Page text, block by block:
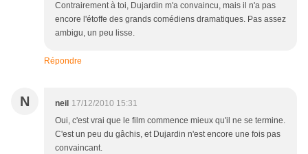
Contrairement à toi, Dujardin m'a convaincu, mais il n'a pas
encore l'étoffe des grands comédiens dramatiques. Pas assez
ambigu, un peu lisse.
Répondre
N neil 17/12/2010 15:31
Oui, c'est vrai que le film commence mieux qu'il ne se termine.
C'est un peu du gâchis, et Dujardin n'est encore une fois pas
convaincant.